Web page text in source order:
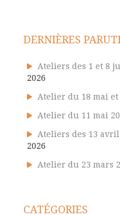
DERNIÈRES
Ateliers des 1 et 8
2026
Atelier du 18 mai
Atelier du 11 mai
Ateliers des 13
2026
Atelier du 23 mars
CATÉGORIES